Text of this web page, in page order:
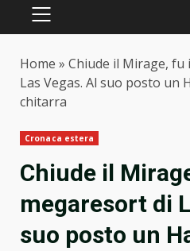
PRIMARY
Home » Chiude il Mirage,
Las Vegas. Al suo posto un
chitarra
Cronaca estera
Chiude il
megaresort di
suo posto un